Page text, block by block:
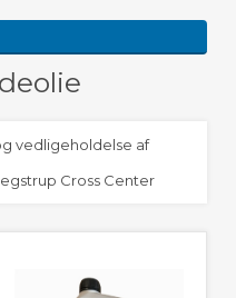
vedligeholdelse af
Cross Center